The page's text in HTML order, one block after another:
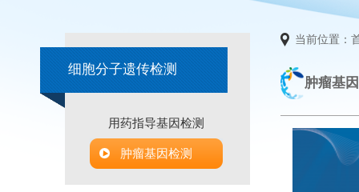
细胞分子遗传检测
用药指导基因检测
肿瘤基因检测
当前位置：
肿瘤基